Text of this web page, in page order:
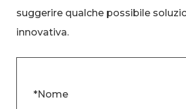
suggerire qualche possibile
innovativa.
*Nome